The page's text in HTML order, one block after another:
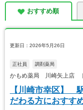
おすすめ順
更新日：2026年5月26日
正社員 調剤薬局
かもめ薬局 川崎矢上店
【川崎市幸区】
だわる方におすす